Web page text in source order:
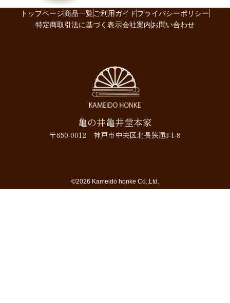
トップページ商品一覧ご利用ガイド プライバシーポリシー
特定商取引法に基づく表示会社案内お問い合わせ
亀の井亀井堂本家
〒650-0012 神戸市中央区北長狭通3-1-8
©2026 Kameido honke Co.,Ltd.